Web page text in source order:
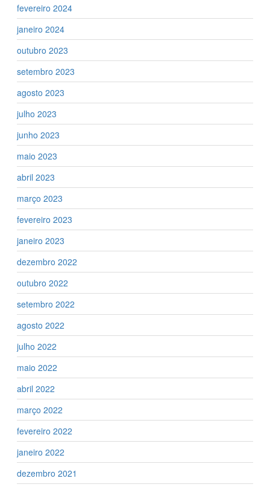
fevereiro 2024
janeiro 2024
outubro 2023
setembro 2023
agosto 2023
julho 2023
junho 2023
maio 2023
abril 2023
março 2023
fevereiro 2023
janeiro 2023
dezembro 2022
outubro 2022
setembro 2022
agosto 2022
julho 2022
maio 2022
abril 2022
março 2022
fevereiro 2022
janeiro 2022
dezembro 2021